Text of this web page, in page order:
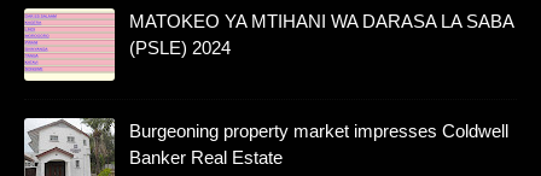
MATOKEO YA MTIHANI WA DARASA LA SABA
(PSLE) 2024
Burgeoning property market impresses Coldwell
Banker Real Estate